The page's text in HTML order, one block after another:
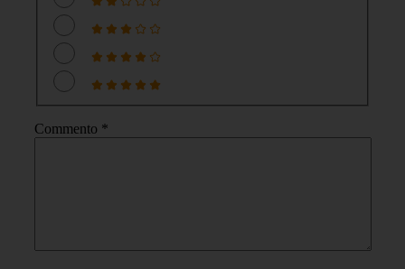
Commento *